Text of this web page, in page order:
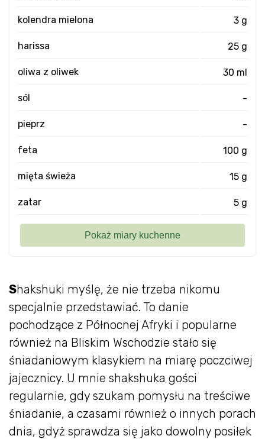
Shakshuki myślę, że nie trzeba nikomu
specjalnie przedstawiać. To danie
pochodzące z Północnej Afryki i popularne
również na Bliskim Wschodzie stało się
śniadaniowym klasykiem na miarę poczciwej
jajecznicy. U mnie shakshuka gości
regularnie, gdy szukam pomysłu na treściwe
śniadanie, a czasami również o innych porach
dnia, gdyż sprawdza się jako dowolny posiłek
kolendra mielona 3 g
harissa 25 g
oliwa z oliwek 30 ml
sól -
pieprz -
feta 100 g
mięta świeża 15 g
zatar 5 g